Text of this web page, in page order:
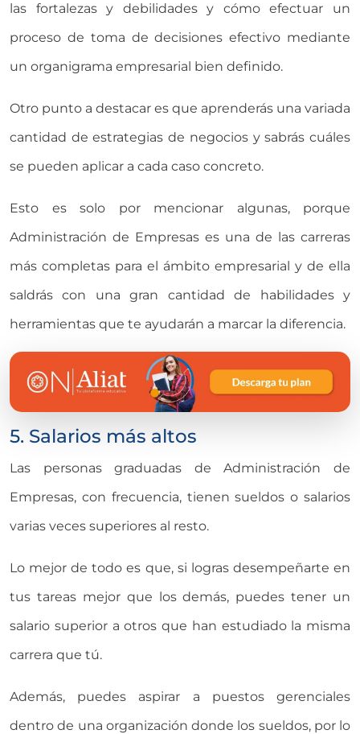
las fortalezas y debilidades y cómo efectuar un
proceso de toma de decisiones efectivo mediante
un organigrama empresarial bien definido.
Otro punto a destacar es que aprenderás una variada
cantidad de estrategias de negocios y sabrás cuáles
se pueden aplicar a cada caso concreto.
Esto es solo por mencionar algunas, porque
Administración de Empresas es una de las carreras
más completas para el ámbito empresarial y de ella
saldrás con una gran cantidad de habilidades y
herramientas que te ayudarán a marcar la diferencia.
5. Salarios más altos
Las personas graduadas de Administración de
Empresas, con frecuencia, tienen sueldos o salarios
varias veces superiores al resto.
Lo mejor de todo es que, si logras desempeñarte en
tus tareas mejor que los demás, puedes tener un
salario superior a otros que han estudiado la misma
carrera que tú.
Además, puedes aspirar a puestos gerenciales
dentro de una organización donde los sueldos, por lo